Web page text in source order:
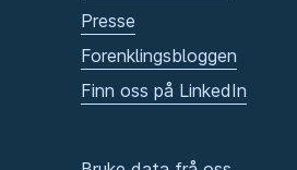
Presse
Forenklingsbloggen
Finn oss på LinkedIn